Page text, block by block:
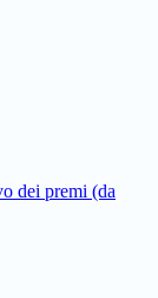
dei premi (da